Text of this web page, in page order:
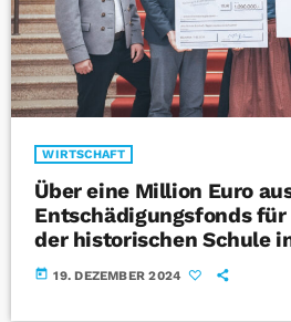
WIRTSCHAFT
Über eine Million Euro
Entschädigungsfonds
der historischen Schule
today 19. DEZEMBER 2024